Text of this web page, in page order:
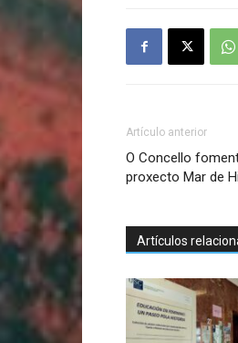
Artículo anterior
O Concello
proxecto Mar de
Artículos